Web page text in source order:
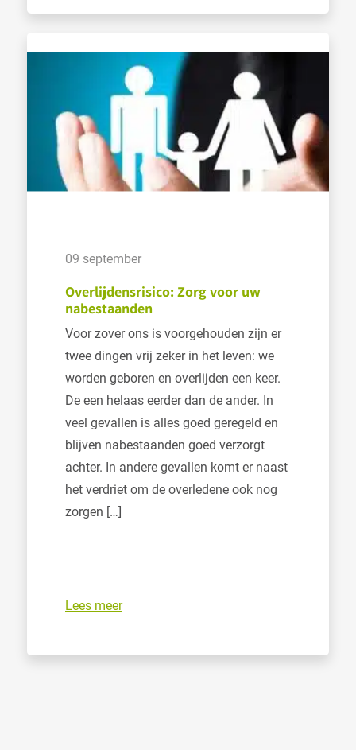
09 september
Overlijdensrisico: Zorg voor uw
nabestaanden
Voor zover ons is voorgehouden zijn er
twee dingen vrij zeker in het leven: we
worden geboren en overlijden een keer.
De een helaas eerder dan de ander. In
veel gevallen is alles goed geregeld en
blijven nabestaanden goed verzorgt
achter. In andere gevallen komt er naast
het verdriet om de overledene ook nog
zorgen […]
Lees meer